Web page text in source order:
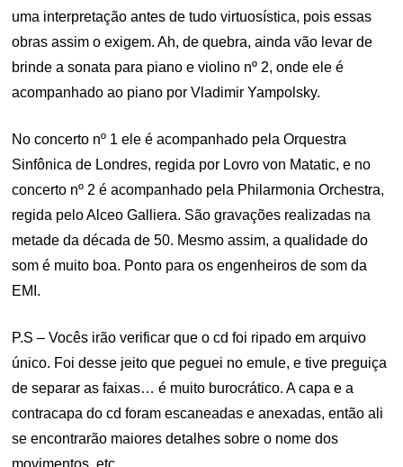
uma interpretação antes de tudo virtuosística, pois essas
obras assim o exigem. Ah, de quebra, ainda vão levar de
brinde a sonata para piano e violino nº 2, onde ele é
acompanhado ao piano por Vladimir Yampolsky.
No concerto nº 1 ele é acompanhado pela Orquestra
Sinfônica de Londres, regida por Lovro von Matatic, e no
concerto nº 2 é acompanhado pela Philarmonia Orchestra,
regida pelo Alceo Galliera. São gravações realizadas na
metade da década de 50. Mesmo assim, a qualidade do
som é muito boa. Ponto para os engenheiros de som da
EMI.
P.S – Vocês irão verificar que o cd foi ripado em arquivo
único. Foi desse jeito que peguei no emule, e tive preguiça
de separar as faixas… é muito burocrático. A capa e a
contracapa do cd foram escaneadas e anexadas, então ali
se encontrarão maiores detalhes sobre o nome dos
movimentos, etc.